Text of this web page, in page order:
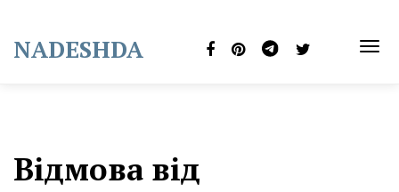
content
NADESHDA
Відмова від